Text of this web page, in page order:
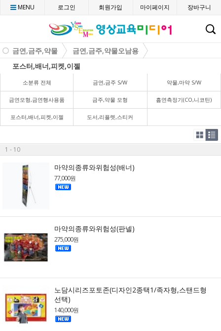
CMENU 로그인 회원가입 마이페이지 장바구니
금연,금주,약물
금연,금주,약물오남용
포스터,배너,피켓,이젤
소분류 전체 금연,금주 S/W 약물,마약 S/W
금연모형,금연행사용품 금주,약물 모형 흡연측정기(CO,니코틴)
포스터,배너,피켓,이젤 도서,리플렛,스티커
1 - 10
마약의종류와위험성(배너)
77,000원
마약의종류와위험성(판넬)
275,000원
노담시리즈포토존(디자인2종택1/족자형,스탠드형
선택)
140,000원